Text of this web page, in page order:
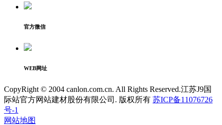
官方微信
WEB网址
CopyRight © 2004 canlon.com.cn. All Rights Reserved.江苏J9国
际站官方网站建材股份有限公司. 版权所有 苏ICP备11076726
号-1
网站地图